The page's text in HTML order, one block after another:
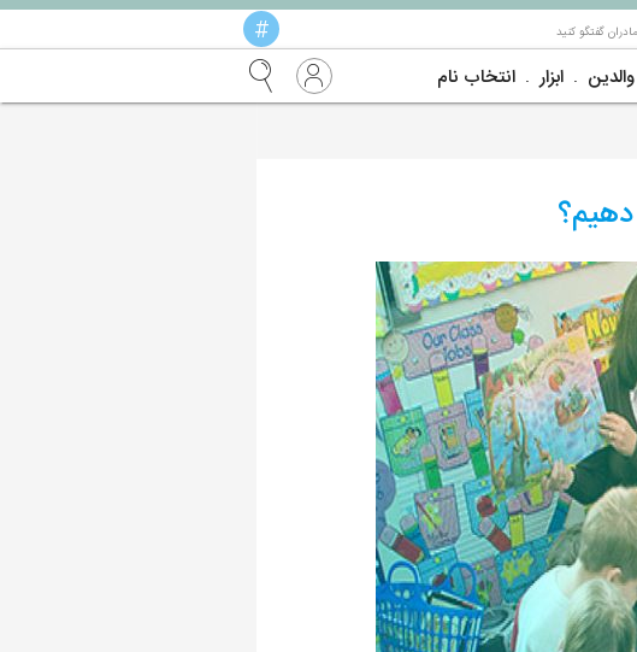
گفتگو کنید #
والدین ابزار انتخاب نام